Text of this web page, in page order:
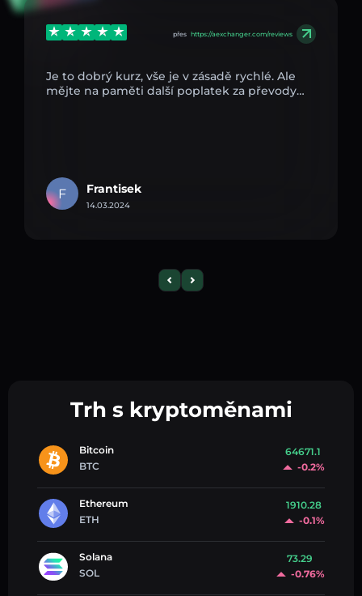
přes https://aexchanger.com/reviews
Je to dobrý kurz, vše je v zásadě rychlé. Ale
mějte na paměti další poplatek za převody…
F Frantisek
14.03.2024
Trh s kryptoměnami
Bitcoin
BTC
64671.1
-0.2%
Ethereum
ETH
1910.28
-0.1%
Solana
SOL
73.29
-0.76%